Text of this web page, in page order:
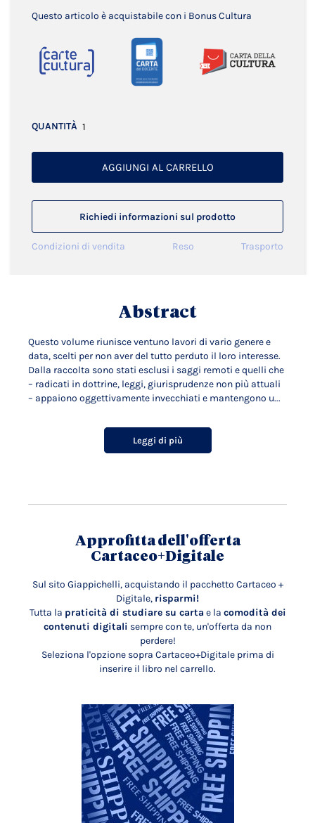
Questo articolo è acquistabile con i Bonus Cultura
QUANTITÀ
AGGIUNGI AL CARRELLO
Richiedi informazioni sul prodotto
Condizioni di vendita Reso Trasporto
Abstract
Questo volume riunisce ventuno lavori di vario genere e
data, scelti per non aver del tutto perduto il loro interesse.
Dalla raccolta sono stati esclusi i saggi remoti e quelli che
– radicati in dottrine, leggi, giurisprudenze non più attuali
– appaiono oggettivamente invecchiati e mantengono u...
Leggi di più
Approfitta dell'offerta
Cartaceo+Digitale
Sul sito Giappichelli, acquistando il pacchetto Cartaceo +
Digitale, risparmi!
Tutta la praticità di studiare su carta e la comodità dei
contenuti digitali sempre con te, un'offerta da non
perdere!
Seleziona l'opzione sopra Cartaceo+Digitale prima di
inserire il libro nel carrello.